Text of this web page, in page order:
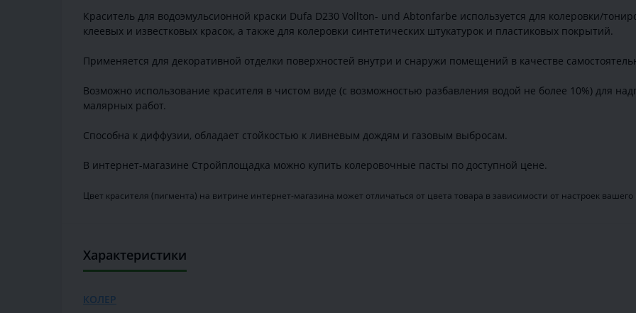
Краситель для водоэмульсионной краски Dufa D230 Vollton- und Abtonfarbe используется для колеровки/
клеевых и известковых красок, а также для колеровки синтетических штукатурок и пластиковых покрытий.
Применяется для декоративной отделки поверхностей внутри и снаружи помещений в качестве
Возможно использование красителя в чистом виде (с возможностью разбавления водой не более 10%) для
малярных работ.
Способна к диффузии, обладает стойкостью к ливневым дождям и газовым выбросам.
В интернет-магазине Стройплощадка можно купить колеровочные пасты по доступной цене.
Цвет красителя (пигмента) на витрине интернет-магазина может отличаться от цвета товара в зависимости от настроек
Характеристики
КОЛЕР